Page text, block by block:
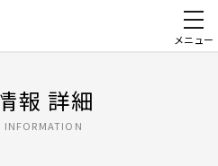
メニュー
報 詳細
INFORMATION